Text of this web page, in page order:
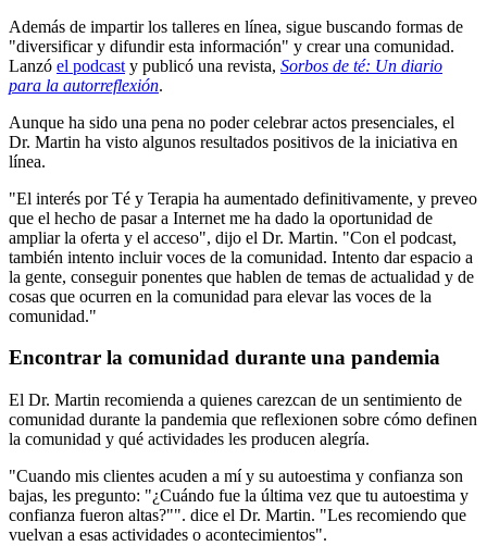
Además de impartir los talleres en línea, sigue buscando formas de
"diversificar y difundir esta información" y crear una comunidad.
Lanzó el podcast y publicó una revista, Sorbos de té: Un diario
para la autorreflexión.
Aunque ha sido una pena no poder celebrar actos presenciales, el
Dr. Martin ha visto algunos resultados positivos de la iniciativa en
línea.
"El interés por Té y Terapia ha aumentado definitivamente, y preveo
que el hecho de pasar a Internet me ha dado la oportunidad de
ampliar la oferta y el acceso", dijo el Dr. Martin. "Con el podcast,
también intento incluir voces de la comunidad. Intento dar espacio a
la gente, conseguir ponentes que hablen de temas de actualidad y de
cosas que ocurren en la comunidad para elevar las voces de la
comunidad."
Encontrar la comunidad durante una pandemia
El Dr. Martin recomienda a quienes carezcan de un sentimiento de
comunidad durante la pandemia que reflexionen sobre cómo definen
la comunidad y qué actividades les producen alegría.
"Cuando mis clientes acuden a mí y su autoestima y confianza son
bajas, les pregunto: "¿Cuándo fue la última vez que tu autoestima y
confianza fueron altas?"". dice el Dr. Martin. "Les recomiendo que
vuelvan a esas actividades o acontecimientos".